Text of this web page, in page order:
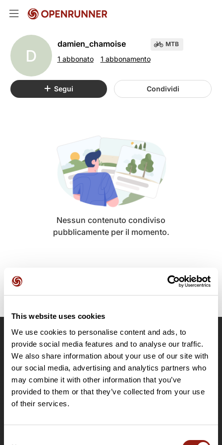
This website uses cookies
We use cookies to personalise content and ads, to
provide social media features and to analyse our traffic.
We also share information about your use of our site with
our social media, advertising and analytics partners who
may combine it with other information that you’ve
provided to them or that they’ve collected from your use
of their services.
D
damien_chamoise
1 abbonato 1 abbonamento
MTB
Segui Condividi
Nessun contenuto condiviso
pubblicamente per il momento.
OpenRunner
Team
Lavora con noi
Riguardo a
Contatti